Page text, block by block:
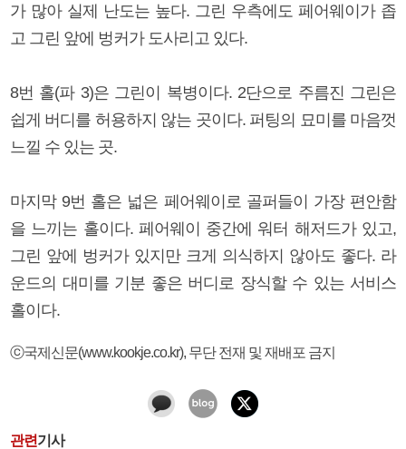
가 많아 실제 난도는 높다. 그린 우측에도 페어웨이가 좁
고 그린 앞에 벙커가 도사리고 있다.
8번 홀(파 3)은 그린이 복병이다. 2단으로 주름진 그린은
쉽게 버디를 허용하지 않는 곳이다. 퍼팅의 묘미를 마음껏
느낄 수 있는 곳.
마지막 9번 홀은 넓은 페어웨이로 골퍼들이 가장 편안함
을 느끼는 홀이다. 페어웨이 중간에 워터 해저드가 있고,
그린 앞에 벙커가 있지만 크게 의식하지 않아도 좋다. 라
운드의 대미를 기분 좋은 버디로 장식할 수 있는 서비스
홀이다.
ⓒ국제신문(www.kookje.co.kr), 무단 전재 및 재배포 금지
관련기사